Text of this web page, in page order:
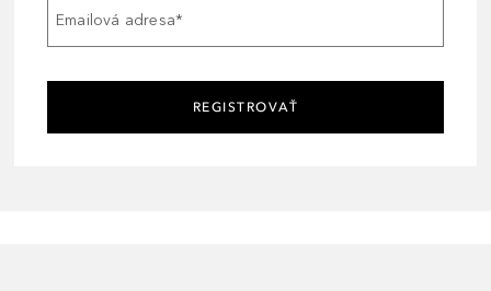
Emailová adresa*
REGISTROVAŤ